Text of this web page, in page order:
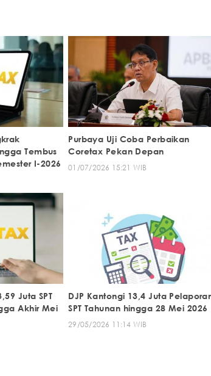
Tembus
I-2026
Purbaya Uji Coba Perbaikan
Coretax Pekan Depan
01/07/2026 15:21 WIB
Juta SPT
Akhir Mei
DJP Kantongi 13,4 Juta
SPT Tahunan hingga 28 Mei 2026
29/05/2026 11:14 WIB